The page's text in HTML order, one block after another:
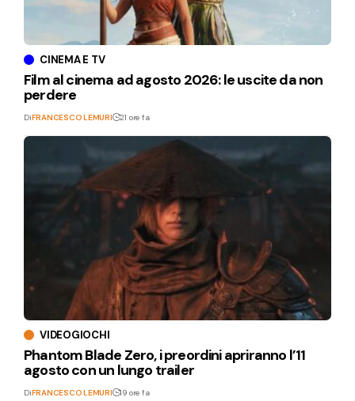
CINEMA E TV
Film al cinema ad agosto 2026: le uscite da non
perdere
DiFRANCESCO LEMURI 21 ore fa
VIDEOGIOCHI
Phantom Blade Zero, i preordini apriranno l’11
agosto con un lungo trailer
DiFRANCESCO LEMURI 19 ore fa